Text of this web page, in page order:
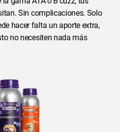
Sin complicaciones. Solo
hacer falta un aporte extra,
no necesiten nada más